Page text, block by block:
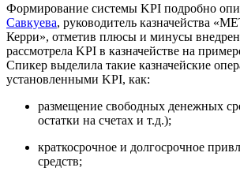
Формирование системы KPI подробно
Савкуева, руководитель казначейства
Керри», отметив плюсы и минусы
рассмотрела KPI в казначействе на
Спикер выделила такие казначейские
установленными KPI, как:
размещение свободных денежных
остатки на счетах и т.д.);
краткосрочное и долгосрочное
средств;